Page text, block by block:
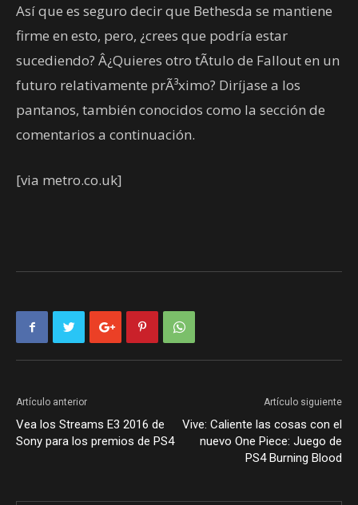
Así que es seguro decir que Bethesda se mantiene
firme en esto, pero, ¿crees que podría estar
sucediendo? Â¿Quieres otro tÃtulo de Fallout en un
futuro relativamente prÃ³ximo? Diríjase a los
pantanos, también conocidos como la sección de
comentarios a continuación.
[via metro.co.uk]
Artículo anterior
Vea los Streams E3 2016 de
Sony para los premios de PS4
Artículo siguiente
Vive: Caliente las cosas con el
nuevo One Piece: Juego de
PS4 Burning Blood